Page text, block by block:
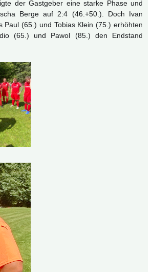
der Gastgeber eine starke Phase und
Berge auf 2:4 (46.+50.). Doch Ivan
Paul (65.) und Tobias Klein (75.) erhöhten
(65.) und Pawol (85.) den Endstand